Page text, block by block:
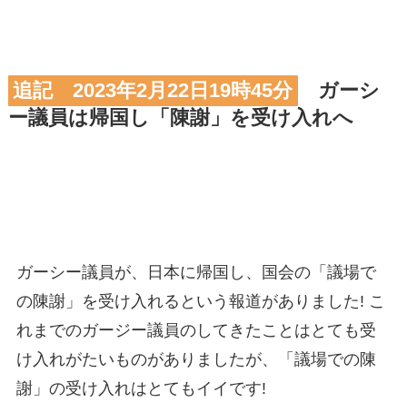
追記 2023年2月22日19時45分
ガーシ
ー議員は帰国し「陳謝」を受け入れへ
ガーシー議員が、日本に帰国し、国会の「議場で
の陳謝」を受け入れるという報道がありました! こ
れまでのガージー議員のしてきたことはとても受
け入れがたいものがありましたが、「議場での陳
謝」の受け入れはとてもイイです!